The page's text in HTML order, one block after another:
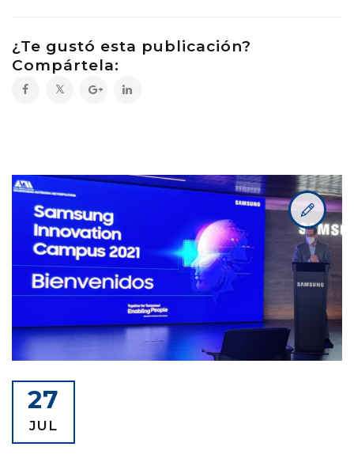
¿Te gustó esta publicación?
Compártela:
27
JUL